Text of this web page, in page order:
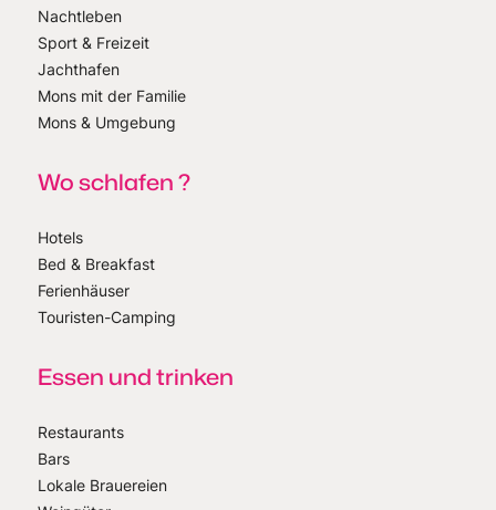
Nachtleben
Sport & Freizeit
Jachthafen
Mons mit der Familie
Mons & Umgebung
Wo schlafen ?
Hotels
Bed & Breakfast
Ferienhäuser
Touristen-Camping
Essen und trinken
Restaurants
Bars
Lokale Brauereien